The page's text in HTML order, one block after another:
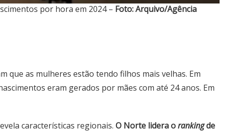
por hora em 2024 – Foto: Arquivo/Agência
que as mulheres estão tendo filhos mais velhas. Em
eram gerados por mães com até 24 anos. Em
características regionais. O Norte lidera orankingde